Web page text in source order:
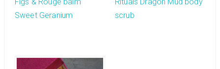
Sweet Geranium
scrub